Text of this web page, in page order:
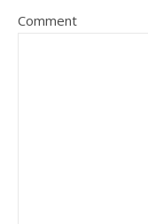
Comment